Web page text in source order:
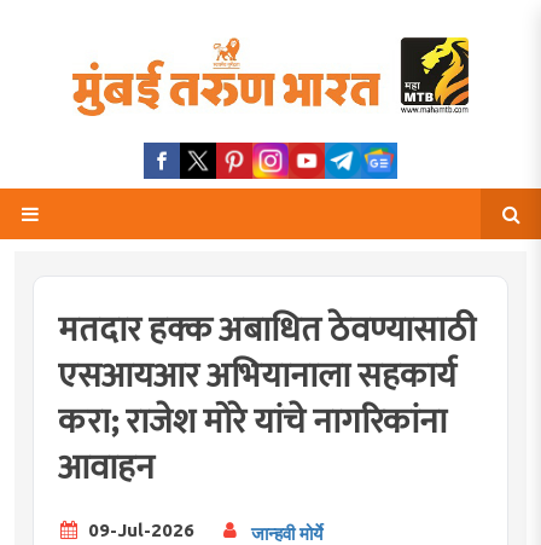
मतदार हक्क अबाधित ठेवण्यासाठी
एसआयआर अभियानाला सहकार्य
करा; राजेश मोरे यांचे नागरिकांना
आवाहन
09-Jul-2026 जान्हवी मोर्ये